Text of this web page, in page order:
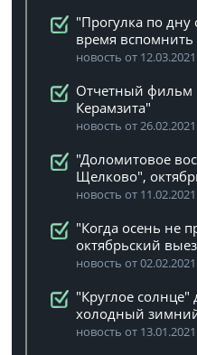
"Прогулка по
время
новость от 12.03.2021
Отчетный фильм
Керамзита"
новость от 26.02.2021
"Доломитовое
Щелково",
новость от 11.02.2021
"Когда осень не
октябрьский
новость от 02.02.2021
"Круглое солнце"
холодный
новость от 13.01.2021